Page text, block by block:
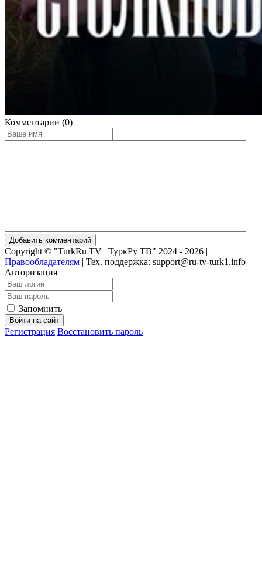
Комментарии (0)
Добавить комментарий
Copyright © "TurkRu TV | ТуркРу ТВ" 2024 - 2026 |
Правообладателям | Тех. поддержка: support@ru-tv-turk1.info
Авторизация
Запомнить
Войти на сайт
Регистрация Восстановить пароль